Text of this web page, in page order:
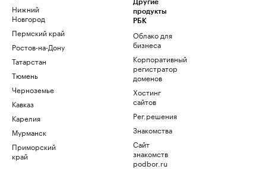
Нижний
Новгород
Пермский край
Ростов-на-Дону
Татарстан
Тюмень
Черноземье
Кавказ
Карелия
Мурманск
Приморский
край
Другие
продукты
РБК
Облако для
бизнеса
Корпоративный
регистратор
доменов
Хостинг
сайтов
Рег.решения
Знакомства
Сайт
знакомств
podbor.ru